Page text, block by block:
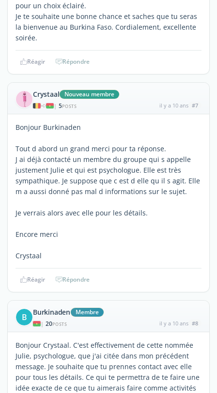
pour un choix éclairé.
Je te souhaite une bonne chance et saches que tu seras
la bienvenue au Burkina Faso. Cordialement, excellente
soirée.
Réagir Répondre
Crystaal Nouveau membre
| 5POSTS il y a 10 ans #7
Bonjour Burkinaden
Tout d abord un grand merci pour ta réponse.
J ai déjà contacté un membre du groupe qui s appelle
justement Julie et qui est psychologue. Elle est très
sympathique. Je suppose que c est d elle qu il s agit. Elle
m a aussi donné pas mal d informations sur le sujet.
Je verrais alors avec elle pour les détails.
Encore merci
Crystaal
Réagir Répondre
B Burkinaden Membre
| 20POSTS il y a 10 ans #8
Bonjour Crystaal. C'est effectivement de cette nommée
Julie, psychologue, que j'ai citée dans mon précédent
message. Je souhaite que tu prennes contact avec elle
pour tous les détails. Ce qui te permettra de te faire une
idée exacte de ce que tu aimerais faire comme activités